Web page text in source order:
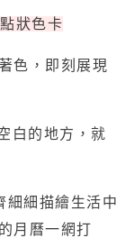
狀色卡
色，即刻展現
白的地方，就
細細描繪生活中
月曆一網打